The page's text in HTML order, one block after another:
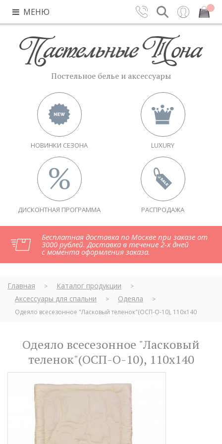
МЕНЮ Вход Закрыть
Постельное белье и аксессуары
НОВИНКИ СЕЗОНА LUXURY
ДИСКОНТНАЯ ПРОГРАММА РАСПРОДАЖА
Бесплатная доставка по Москве при заказе от
3000 рублей. Доставка в течение 2-х дней
с момента оформления заказа.
Главная > Каталог продукции >
Аксессуары для спальни > Одеяла
>
Одеяло всесезонное "Ласковый теленок"(ОСП-O-10), 110х140
Одеяло всесезонное "Ласковый
теленок"(ОСП-O-10), 110х140